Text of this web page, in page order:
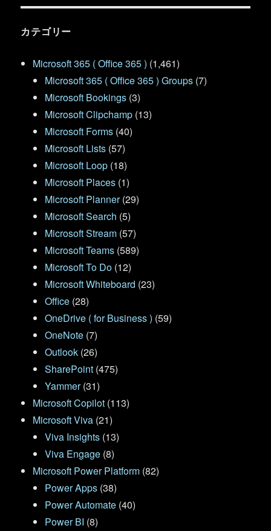
カテゴリー
Microsoft 365 ( Office 365 ) (1,461)
Microsoft 365 ( Office 365 ) Groups (7)
Microsoft Bookings (3)
Microsoft Clipchamp (13)
Microsoft Forms (40)
Microsoft Lists (57)
Microsoft Loop (18)
Microsoft Places (1)
Microsoft Planner(29)
Microsoft Search (5)
Microsoft Stream (57)
Microsoft Teams (589)
Microsoft To Do (12)
Microsoft Whiteboard (23)
Office (28)
OneDrive ( for Business ) (59)
OneNote (7)
Outlook (26)
SharePoint (475)
Yammer(31)
Microsoft Copilot (113)
Microsoft Viva (21)
Viva Insights (13)
Viva Engage (8)
Microsoft Power Platform (82)
Power Apps (38)
Power Automate (40)
Power BI (8)